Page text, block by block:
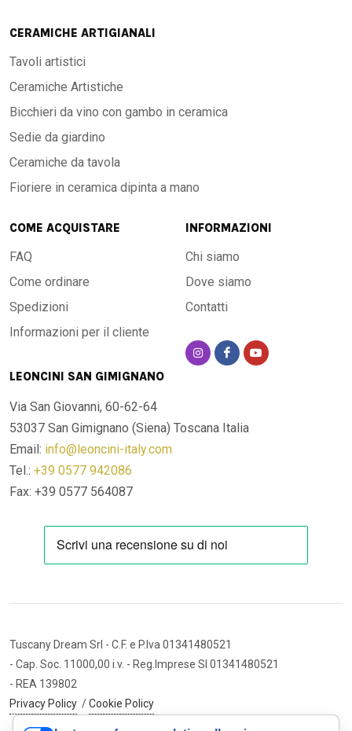
CERAMICHE ARTIGIANALI
Tavoli artistici
Ceramiche Artistiche
Bicchieri da vino con gambo in ceramica
Sedie da giardino
Ceramiche da tavola
Fioriere in ceramica dipinta a mano
COME ACQUISTARE
FAQ
Come ordinare
Spedizioni
Informazioni per il cliente
INFORMAZIONI
Chi siamo
Dove siamo
Contatti
LEONCINI SAN GIMIGNANO
Via San Giovanni, 60-62-64
53037 San Gimignano (Siena) Toscana Italia
Email: info@leoncini-italy.com
Tel.: +39 0577 942086
Fax: +39 0577 564087
Tuscany Dream Srl - C.F. e P.Iva 01341480521
- Cap. Soc. 11000,00 i.v. - Reg.Imprese SI 01341480521
- REA 139802
Privacy Policy /Cookie Policy